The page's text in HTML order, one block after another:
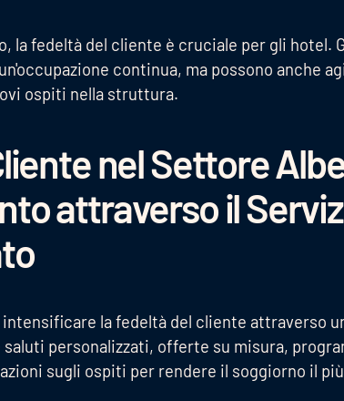
la fedeltà del cliente è cruciale per gli hotel.
continua, ma possono anche
ospiti nella struttura.
nel Settore
attraverso il
la fedeltà del cliente attraverso
saluti personalizzati, offerte su misura,
sugli ospiti per rendere il soggiorno il